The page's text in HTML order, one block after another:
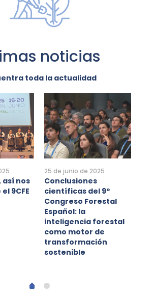
noticias
toda la actualidad
así nos
9CFE
25 de junio de 2025
Conclusiones
científicas del 9º
Congreso Forestal
Español: la
inteligencia forestal
como motor de
transformación
sostenible